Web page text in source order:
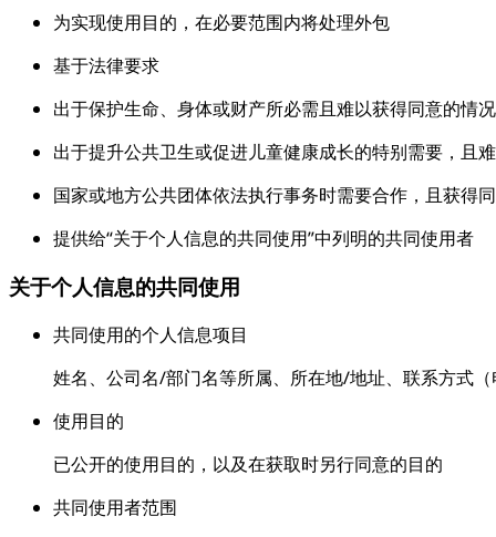
为实现使用目的，在必要范围内将处理外包
基于法律要求
出于保护生命、身体或财产所必需且难以获得同意的情况
出于提升公共卫生或促进儿童健康成长的特别需要，且
国家或地方公共团体依法执行事务时需要合作，且获得
提供给“关于个人信息的共同使用”中列明的共同使用者
关于个人信息的共同使用
共同使用的个人信息项目
姓名、公司名/部门名等所属、所在地/地址、联系方式
使用目的
已公开的使用目的，以及在获取时另行同意的目的
共同使用者范围